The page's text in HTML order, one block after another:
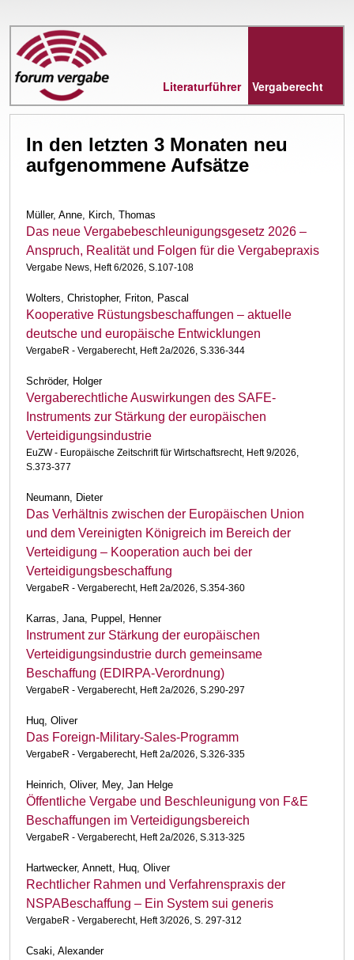
Literaturführer Vergaberecht
In den letzten 3 Monaten neu
aufgenommene Aufsätze
Müller, Anne, Kirch, Thomas
Das neue Vergabebeschleunigungsgesetz 2026 –
Anspruch, Realität und Folgen für die Vergabepraxis
Vergabe News, Heft 6/2026, S.107-108
Wolters, Christopher, Friton, Pascal
Kooperative Rüstungsbeschaffungen – aktuelle
deutsche und europäische Entwicklungen
VergabeR - Vergaberecht, Heft 2a/2026, S.336-344
Schröder, Holger
Vergaberechtliche Auswirkungen des SAFE-
Instruments zur Stärkung der europäischen
Verteidigungsindustrie
EuZW - Europäische Zeitschrift für Wirtschaftsrecht, Heft 9/2026,
S.373-377
Neumann, Dieter
Das Verhältnis zwischen der Europäischen Union
und dem Vereinigten Königreich im Bereich der
Verteidigung – Kooperation auch bei der
Verteidigungsbeschaffung
VergabeR - Vergaberecht, Heft 2a/2026, S.354-360
Karras, Jana, Puppel, Henner
Instrument zur Stärkung der europäischen
Verteidigungsindustrie durch gemeinsame
Beschaffung (EDIRPA-Verordnung)
VergabeR - Vergaberecht, Heft 2a/2026, S.290-297
Huq, Oliver
Das Foreign-Military-Sales-Programm
VergabeR - Vergaberecht, Heft 2a/2026, S.326-335
Heinrich, Oliver, Mey, Jan Helge
Öffentliche Vergabe und Beschleunigung von F&E
Beschaffungen im Verteidigungsbereich
VergabeR - Vergaberecht, Heft 2a/2026, S.313-325
Hartwecker, Annett, Huq, Oliver
Rechtlicher Rahmen und Verfahrenspraxis der
NSPABeschaffung – Ein System sui generis
VergabeR - Vergaberecht, Heft 3/2026, S. 297-312
Csaki, Alexander